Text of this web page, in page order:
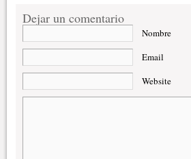
Dejar un comentario
Nombre
Email
Website